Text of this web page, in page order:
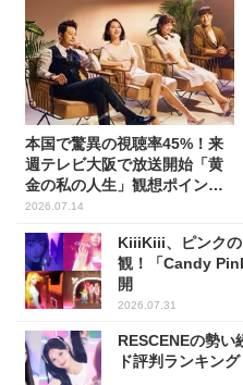
本国で驚異の視聴率45%！来
週テレビ大阪で放送開始「黄
金の私の人生」観想ポイント5
選
2026.07.14
KiiiKiii、ピンク
観！「Candy
開
2026.07.31
RESCENEの勢い
ド評判ランキン